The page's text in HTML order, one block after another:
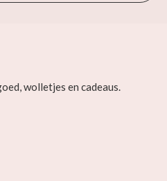
wolletjes en cadeaus.